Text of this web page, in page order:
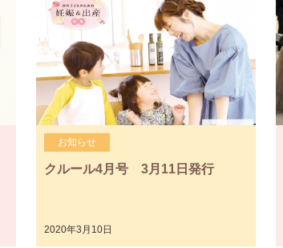
お知らせ
クルール4月号 3月11日発行
2020年3月10日